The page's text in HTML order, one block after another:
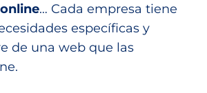
… Cada empresa tiene
específicas y
de una web que las